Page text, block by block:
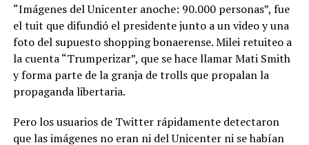
“Imágenes del Unicenter anoche: 90.000 personas”, fue
el tuit que difundió el presidente junto a un video y una
foto del supuesto shopping bonaerense. Milei retuiteo a
la cuenta “Trumperizar”, que se hace llamar Mati Smith
y forma parte de la granja de trolls que propalan la
propaganda libertaria.
Pero los usuarios de Twitter rápidamente detectaron
que las imágenes no eran ni del Unicenter ni se habían